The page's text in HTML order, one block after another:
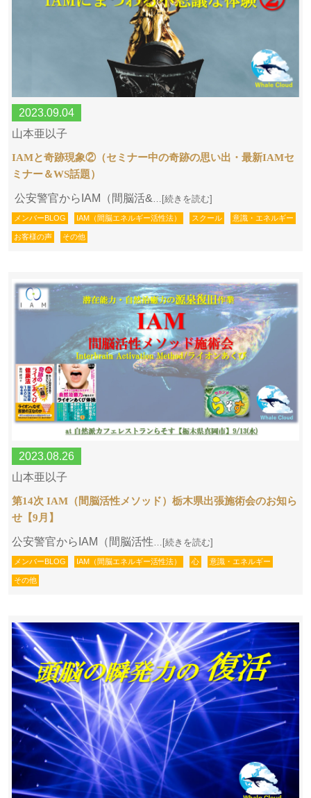
2023.09.04
山本亜以子
IAMと奇跡現象②（セミナー中の奇跡の思い出・最新IAMセ
ミナー＆WS話題）
公安警官からIAM（間脳活& …[続きを読む]
メンバーBLOG IAM（間脳エネルギー活性法） スクール 意識・エネルギー
お客様の声 その他
2023.08.26
山本亜以子
第14次 IAM（間脳活性メソッド）栃木県出張施術会のお知ら
せ【9月】
公安警官からIAM（間脳活性…[続きを読む]
メンバーBLOG IAM（間脳エネルギー活性法） 心 意識・エネルギー
その他